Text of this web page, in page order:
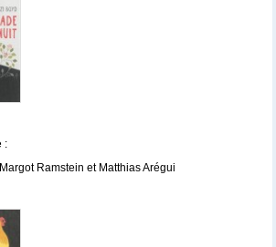
:
Ramstein et Matthias Arégui